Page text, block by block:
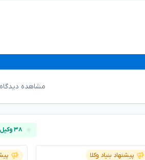
مشاهده
۳۸ وکیل آنلاین
پیشنهاد بنیاد وکلا